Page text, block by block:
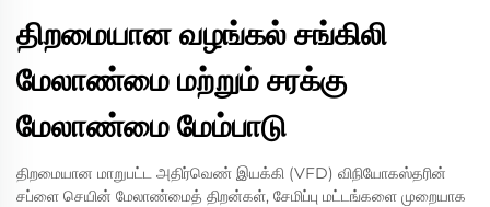
திறமையான வழங்கல் சங்கிலி
மேலாண்மை மற்றும் சரக்கு
மேலாண்மை மேம்பாடு
திறமையான மாறுபட்ட அதிர்வெண் இயக்கி (VFD) விநியோகஸ்தரின்
சப்ளை செயின் மேலாண்மைத் திறன்கள், சேமிப்பு மட்டங்களை முறையாக